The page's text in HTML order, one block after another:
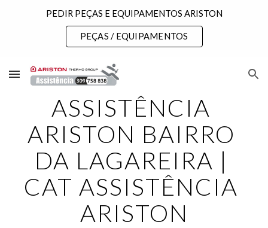
Skip to main content
PEDIR PEÇAS E EQUIPAMENTOS ARISTON
PEÇAS / EQUIPAMENTOS
ASSISTÊNCIA
ARISTON BAIRRO
DA LAGAREIRA |
CAT ASSISTÊNCIA
ARISTON